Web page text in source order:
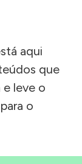
aqui
que
leve o
o